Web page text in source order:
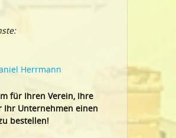
Herrmann
für Ihren Verein, Ihre
Ihr Unternehmen einen
bestellen!